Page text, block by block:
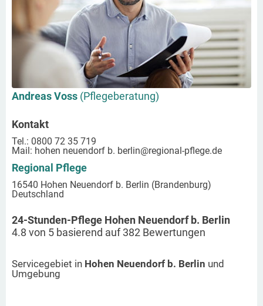
Andreas Voss (Pflegeberatung)
Kontakt
Tel.: 0800 72 35 719
Mail: hohen neuendorf b. berlin@regional-pflege.de
Regional Pflege
16540 Hohen Neuendorf b. Berlin (Brandenburg)
Deutschland
24-Stunden-Pflege Hohen Neuendorf b. Berlin
4.8 von 5 basierend auf382 Bewertungen
Servicegebiet in Hohen Neuendorf b. Berlin und
Umgebung